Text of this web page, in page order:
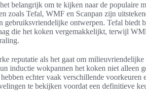
belangrijk om te kijken naar de populaire
zoals Tefal, WMF en Scanpan zijn
gebruiksvriendelijke ontwerpen. Tefal biedt
die het koken vergemakkelijkt, terwijl
reputatie als het gaat om milieuvriendelijke
inductie wokpannen het koken niet alleen
echter vaak verschillende voorkeuren
te bekijken voordat een definitieve